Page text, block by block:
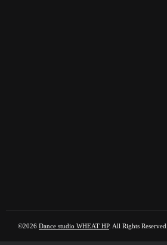
©2026 Dance studio WHEAT HP. All Rights Reserved.